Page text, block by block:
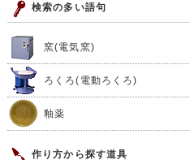
検索の多い語句
窯(電気窯)
ろくろ(電動ろくろ)
釉薬
作り方から探す道具